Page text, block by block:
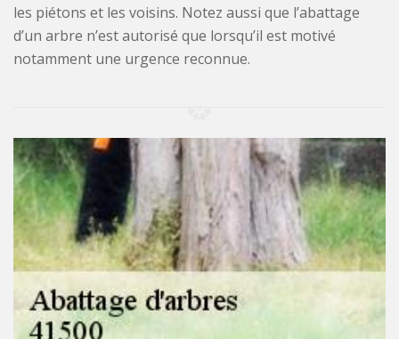
les piétons et les voisins. Notez aussi que l’abattage
d’un arbre n’est autorisé que lorsqu’il est motivé
notamment une urgence reconnue.